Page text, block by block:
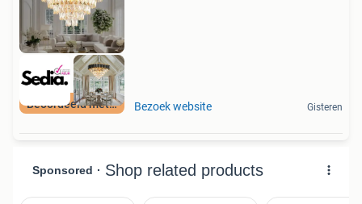
Beoordeeld met 9+ Bezoek website Gisteren